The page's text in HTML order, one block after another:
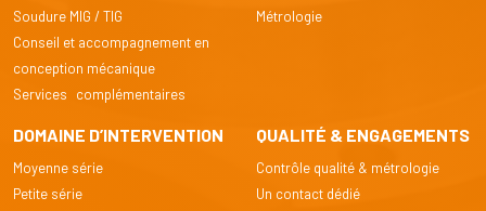
Soudure MIG / TIG
Conseil et accompagnement en
conception mécanique
Services complémentaires
Métrologie
DOMAINE D’INTERVENTION
Moyenne série
Petite série
QUALITÉ & ENGAGEMENTS
Contrôle qualité & métrologie
Un contact dédié